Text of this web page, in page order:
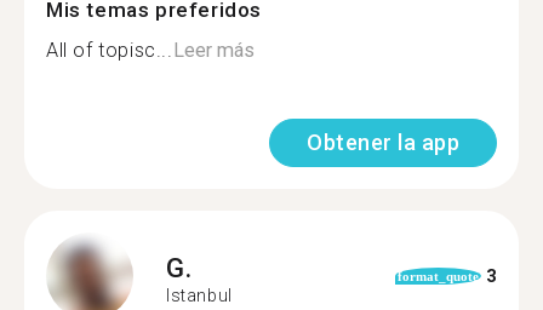
Mis temas preferidos
All of topisc...Leer más
Obtener la app
G.
Istanbul
format_quote 3